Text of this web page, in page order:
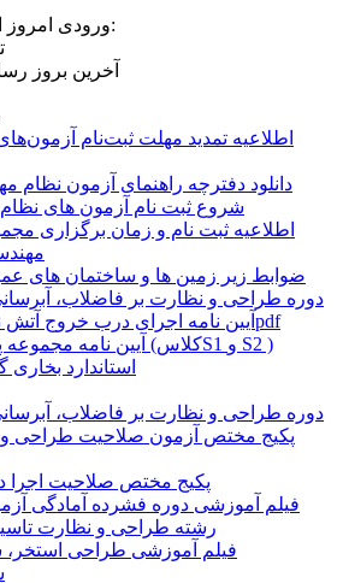
ورودی امروز از موتور های جست . جو:
آخرین بروز
اطلاعیه تمدید مهلت ثبت‌نام
دانلود دفترچه راهنمای آزمون نظام
شروع ثبت نام آزمون های نظام
اطلاعیه ثبت نام و زمان برگزاری
ضوابط زیر زمین ها و ساختمان های
دوره طراحی و نظارت بر فاضلاب،
آیین نامه اجرای درب خروج آتش نشانی و دوربند+فایلpdf
آیین نامه مجموعه پمپ های آتش نشانی (کلاسS1 و S2 )
استاندارد
دوره طراحی و نظارت بر فاضلاب،
پکیج مختص آزمون صلاحیت طراحی
پکیج مختص صلاحیت اجرا
فیلم آموزشی دوره فشرده آمادگی
رشته طراحی و نظارت
فیلم آموزشی طراحی استخر،